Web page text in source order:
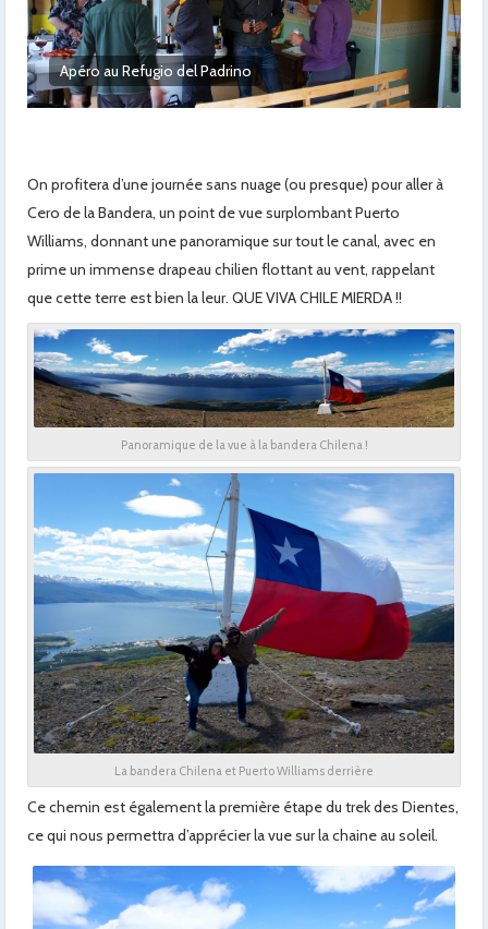
Festin au Refugio
On profitera d’une journée sans nuage (ou presque) pour aller à
Cero de la Bandera, un point de vue surplombant Puerto
Williams, donnant une panoramique sur tout le canal, avec en
prime un immense drapeau chilien flottant au vent, rappelant
que cette terre est bien la leur. QUE VIVA CHILE MIERDA !!
Panoramique de la vue à la bandera Chilena !
La bandera Chilena et Puerto Williams derrière
Ce chemin est également la première étape du trek des Dientes,
ce qui nous permettra d’apprécier la vue sur la chaine au soleil.